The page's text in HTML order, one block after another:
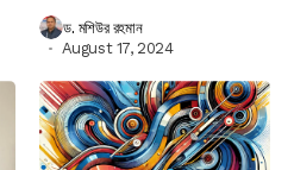
ড. মশিউর রহমান
August 17, 2024